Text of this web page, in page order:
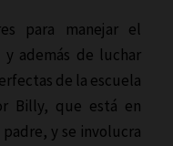
para manejar el
además de luchar
de la escuela
Billy, que está en
y se involucra